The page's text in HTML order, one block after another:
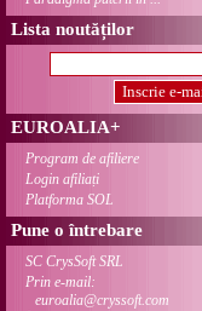
Lista noutăților
EUROALIA+
Program de afiliere
Login afiliați
Platforma SOL
Pune o întrebare
SC CrysSoft SRL
Prin e-mail:
euroalia@cryssoft.com